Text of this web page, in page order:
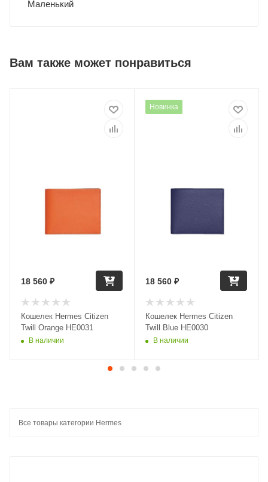
Маленький
Вам также может понравиться
Кошелек Hermes Citizen
Twill Orange HE0031
В наличии
18 560 ₽
Новинка
Кошелек Hermes Citizen
Twill Blue HE0030
В наличии
18 560 ₽
Все товары категории Hermes